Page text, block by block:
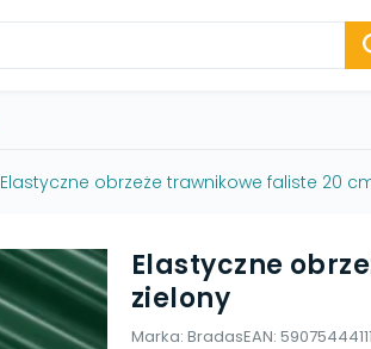
Elastyczne obrzeże trawnikowe faliste 20
Elastyczne
zielony
Marka: BradasEAN: